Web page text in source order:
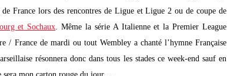
France lors des rencontres de Ligue et Ligue 2 ou de coupe de
et Sochaux . Même la série A Italienne et la Premier League
/ France de mardi ou tout Wembley a chanté l’hymne Française
résonnera donc dans tous les stades ce week-end sauf en
sera mon carton rouge du jour…